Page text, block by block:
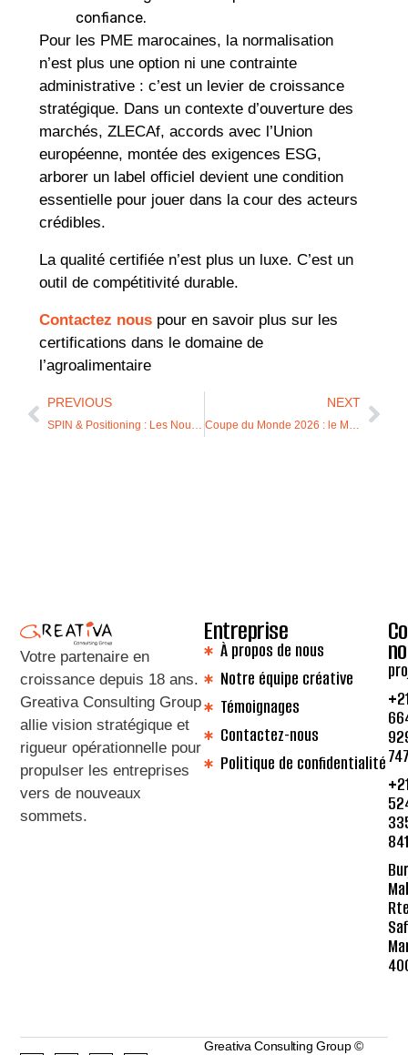
confiance.
Pour les PME marocaines, la normalisation
n’est plus une option ni une contrainte
administrative : c’est un levier de croissance
stratégique. Dans un contexte d’ouverture des
marchés, ZLECAf, accords avec l’Union
européenne, montée des exigences ESG,
arborer un label officiel devient une condition
essentielle pour jouer dans la cour des acteurs
crédibles.
La qualité certifiée n’est plus un luxe. C’est un
outil de compétitivité durable.
Contactez nouspour en savoir plus sur les
certifications dans le domaine de
l’agroalimentaire
PREVIOUS
SPIN & Positioning : Les Nouveaux Codes de la Vente Moderne au Sein des PME
NEXT
Coupe du Monde 2026 : le Maroc réinvente l’hospitalité sportive
Votre partenaire en
croissance depuis 18 ans.
Greativa Consulting Group
allie vision stratégique et
rigueur opérationnelle pour
propulser les entreprises
vers de nouveaux
sommets.
Entreprise
À propos de nous
Notre équipe créative
Témoignages
Contactez-nous
Politique de confidentialité
841
Greativa Consulting Group ©